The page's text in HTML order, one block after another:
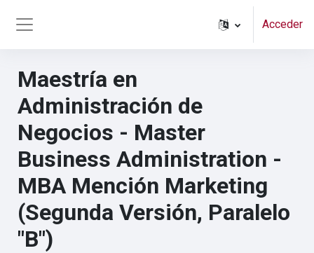
Acceder
Maestría en
Administración de
Negocios - Master
Business Administration -
MBA Mención Marketing
(Segunda Versión, Paralelo
"B")